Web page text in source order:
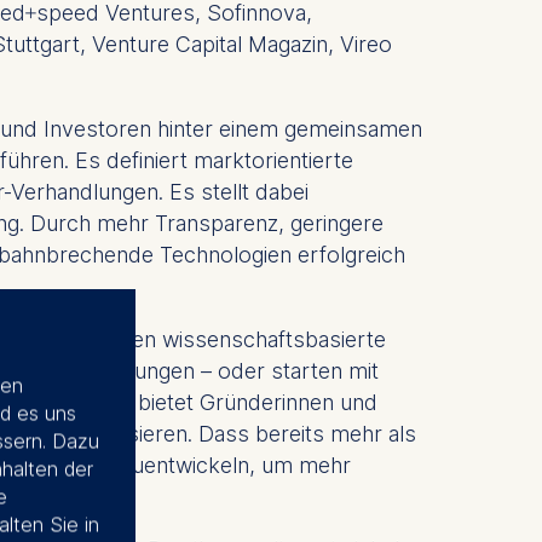
Ventures, Sofinnova,
Venture Capital Magazin, Vireo
Investoren hinter einem gemeinsamen
Es definiert marktorientierte
Es stellt dabei
Durch mehr Transparenz, geringere
Technologien erfolgreich
verlieren wissenschaftsbasierte
Verhandlungen – oder starten mit
Framework bietet Gründerinnen und
basieren. Dass bereits mehr als
weiterzuentwickeln, um mehr
es uns
Dazu
der
Sie in